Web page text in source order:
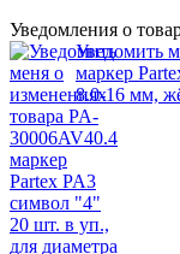
Уведомления о
Уведомить
маркер
8.0-16 мм,